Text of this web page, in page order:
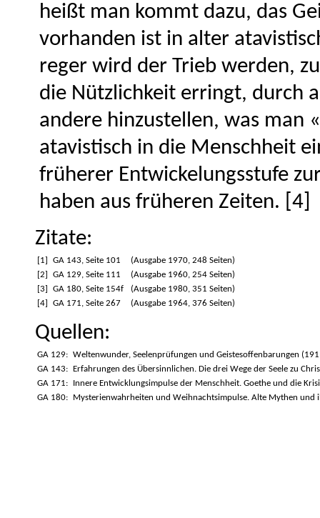
heißt man kommt dazu, das
vorhanden ist in alter
reger wird der Trieb werden,
die Nützlichkeit erringt, durch
andere hinzustellen, was man
atavistisch in die Menschheit
früherer Entwickelungsstufe
haben aus früheren Zeiten. [4]
Zitate:
[1] GA 143, Seite 101
(Ausgabe 1970, 248 Seiten)
[2]
GA 129, Seite 111
(Ausgabe 1960, 254 Seiten)
[3]
GA 180, Seite 154f
(Ausgabe 1980, 351 Seiten)
[4]
GA 171, Seite 267 (Ausgabe 1964, 376 Seiten)
Quellen:
GA 129: Weltenwunder, Seelenprüfungen und Geistesoffenbarungen
GA 143:
Erfahrungen des Übersinnlichen. Die drei Wege der Seele zu
GA 171:
Innere Entwicklungsimpulse der Menschheit. Goethe und die
GA 180:
Mysterienwahrheiten und Weihnachtsimpulse. Alte Mythen und